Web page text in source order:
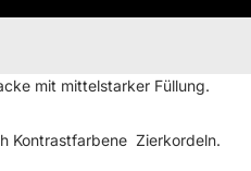
mit mittelstarker Füllung.
Kontrastfarbene Zierkordeln.